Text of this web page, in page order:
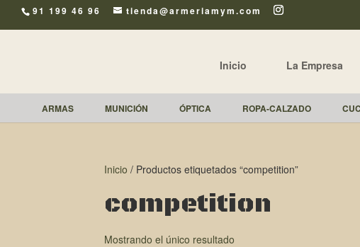
91 199 46 96 tienda@armeriamym.com
Inicio La Empresa
ARMAS MUNICIÓN ÓPTICA ROPA-CALZADO
Inicio / Productos etiquetados “competition”
competition
Mostrando el único resultado